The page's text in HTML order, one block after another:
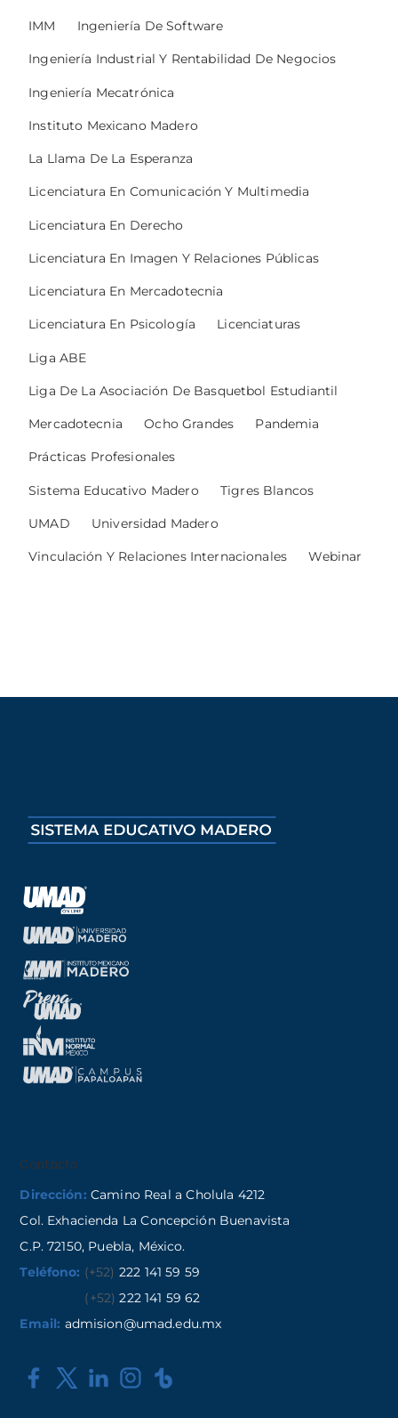
IMM Ingeniería De Software
Ingeniería Industrial Y Rentabilidad De Negocios
Ingeniería Mecatrónica
Instituto Mexicano Madero
La Llama De La Esperanza
Licenciatura En Comunicación Y Multimedia
Licenciatura En Derecho
Licenciatura En Imagen Y Relaciones Públicas
Licenciatura En Mercadotecnia
Licenciatura En Psicología Licenciaturas
Liga ABE
Liga De La Asociación De Basquetbol Estudiantil
Mercadotecnia Ocho Grandes Pandemia
Prácticas Profesionales
Sistema Educativo Madero Tigres Blancos
UMAD Universidad Madero
Vinculación Y Relaciones Internacionales Webinar
Contacto
Dirección: Camino Real a Cholula 4212
Col. Exhacienda La Concepción Buenavista
C.P. 72150, Puebla, México.
Teléfono: (+52) 222 141 59 59
(+52) 222 141 59 62
Email: admision@umad.edu.mx